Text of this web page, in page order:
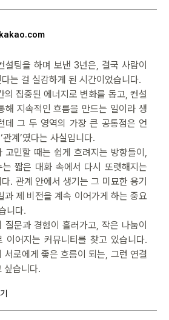
설팅을 하며 보낸 3년은, 결국 사람이
는 걸 실감하게 된 시간이었습니다.
의 집중된 에너지로 변화를 돕고, 컨설
해 지속적인 흐름을 만드는 일이라 생
데 그 두 영역의 가장 큰 공통점은 언
관계’였다는 사실입니다.
고민할 때는 쉽게 흐려지는 방향들이,
는 짧은 대화 속에서 다시 또렷해지는
. 관계 안에서 생기는 그 미묘한 용기
과 제 비전을 계속 이어가게 하는 중요
니다.
질문과 경험이 흘러가고, 작은 나눔이
이어지는 커뮤니티를 찾고 있습니다.
서로에게 좋은 흐름이 되는, 그런 연결
싶습니다.